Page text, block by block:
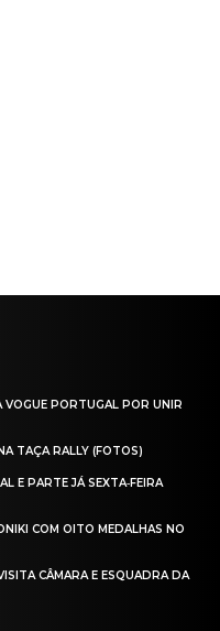
VOGUE PORTUGAL POR UNIR
TAÇA RALLY (FOTOS)
E PARTE JÁ SEXTA‑FEIRA
COM OITO MEDALHAS NO
CÂMARA E ESQUADRA DA